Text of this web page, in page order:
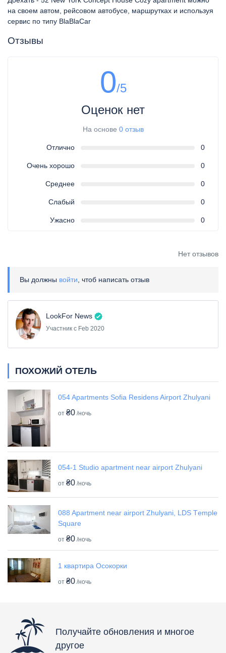
на своем автом, рейсовом автобусе, маршрутках и используя
сервис по типу BlaBlaCar
Отзывы
0/5
Оценок нет
На основе 0 отзыв
Отлично 0
Очень хорошо 0
Среднее 0
Слабый 0
Ужасно 0
Нет отзывов
Вы должны войти , чтоб написать отзыв
LookFor News
Участник с Feb 2020
ПОХОЖИЙ ОТЕЛЬ
054 Apartments Sofia Residens Airport Zhulyani
от ₴0 /ночь
054-1 Studio apartment near airport Zhulyani
от ₴0 /ночь
088 Apartment near airport Zhulyani, LDS Tеmple
Square
от ₴0 /ночь
1 квартира Осокорки
от ₴0 /ночь
Получайте обновления и многое
другое